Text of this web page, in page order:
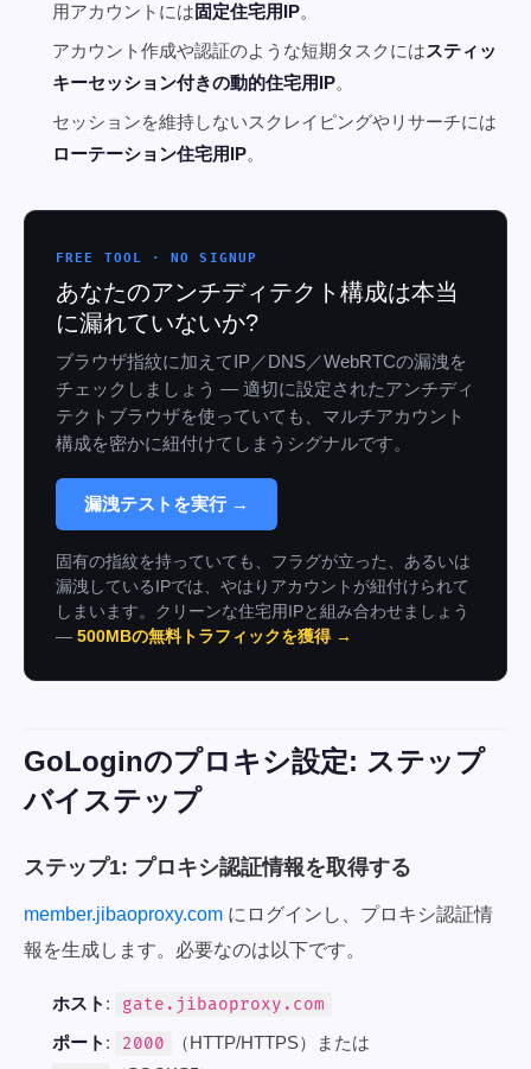
用アカウントには固定住宅用IP。
アカウント作成や認証のような短期タスクにはスティッ
キーセッション付きの動的住宅用IP。
セッションを維持しないスクレイピングやリサーチには
ローテーション住宅用IP。
FREE TOOL · NO SIGNUP
あなたのアンチディテクト構成は本当
に漏れていないか?
ブラウザ指紋に加えてIP／DNS／WebRTCの漏洩を
チェックしましょう — 適切に設定されたアンチディ
テクトブラウザを使っていても、マルチアカウント
構成を密かに紐付けてしまうシグナルです。
漏洩テストを実行 →
固有の指紋を持っていても、フラグが立った、あるいは
漏洩しているIPでは、やはりアカウントが紐付けられて
しまいます。クリーンな住宅用IPと組み合わせましょう
— 500MBの無料トラフィックを獲得 →
GoLoginのプロキシ設定: ステップ
バイステップ
ステップ1: プロキシ認証情報を取得する
member.jibaoproxy.com にログインし、プロキシ認証情
報を生成します。必要なのは以下です。
ホスト :
gate.jibaoproxy.com
ポート : 2000
（HTTP/HTTPS）または